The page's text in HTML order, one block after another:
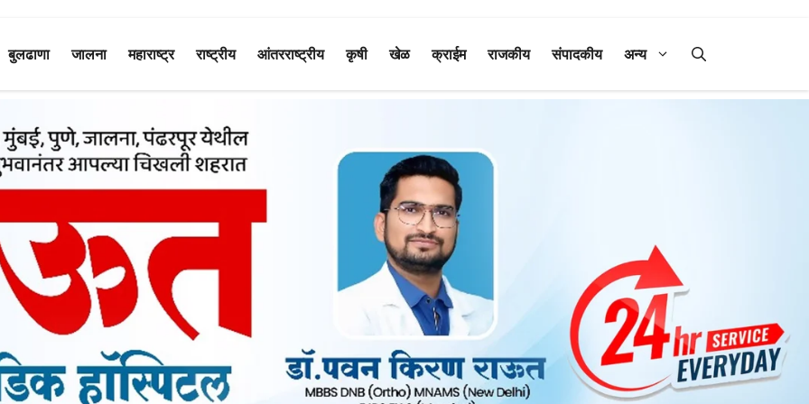
बुलढाणा जालना महाराष्ट्र राष्ट्रीय आंतरराष्ट्रीय कृषी खेळ क्राईम राजकीय संपादकीय अन्य